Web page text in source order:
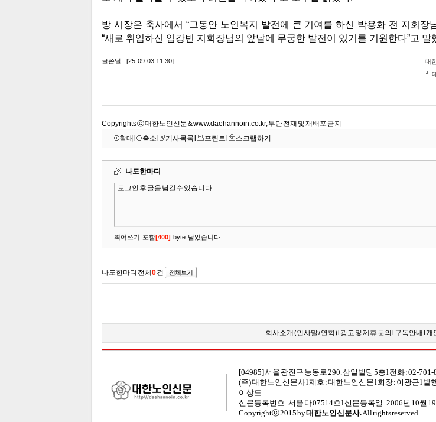
Copyrights ⓒ 대한노인신문 & www.daehannoin.co.kr, 무단 전재 및 재배포 금지
확대
축소 기사목록 프린트 스크랩하기
회사소개 (인사말/연혁) l 광고 및 제휴 문의 구독안내 개
[04985] 서울 광진구 능동로 290. 삼일빌딩 5층 l 전화 : 02-
(주) 대한노인신문사 l제호 : 대한노인신문 l 회장 : 이광근 l 발
이상도
신문등록번호 : 서울 다 07514호 l 신문등록일 : 2006년 10월
Copyrightⓒ 2015 by대한노인신문사.All rights reserved.